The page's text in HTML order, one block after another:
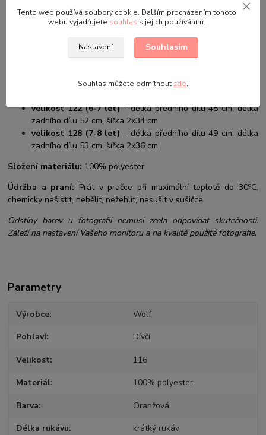
velikost 98 (2-3 roky)- délka předního dílu 41 cm, délka
zadního dílu 44 cm, šířka 2x28 cm
zadního dílu 46 cm, šířka 2x30 cm
velikost 110 (4-5 let)- délka předního dílu 43 cm, délka
velikost 116 (5-6 let)- délka předního dílu 46 cm, délka
velikost 122 (6-7 let)- délka předního dílu 48 cm, délka
zadního dílu 52 cm, šířka 2x34 cm
velikost 128 (7-8 let) - délka předního dílu 49 cm, délka
zadního dílu 53 cm, šířka 2x36 cm
Složení materiálu: 100% polyester
Údržba a praní: Prát v pračce při maximální teplotě do 30oC,
chemicky nešistit, nebělit, nežehlit, nesušit v sušičce.
Odstíny barev u fotografií nemusí zcela odpovídat skutečnosti.
Záleží na nastavení Vašeho monitoru a na kvalitě použité fotografie.
Parametry
Výrobce Wolf
Pohlaví Dívčí
Velikost 116
Materiál 100% polyester
Barva Oranžová
Délka rukávu krátký rukáv
Tento web používá soubory cookie. Dalším procházením tohoto
webu vyjadřujete souhlas s jejich používáním.
Nastavení Souhlasím
Souhlas můžete odmítnout zde.